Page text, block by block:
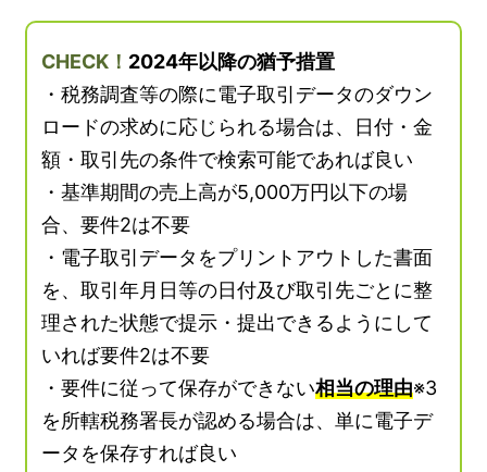
CHECK！ 2024年以降の猶予措置
・税務調査等の際に電子取引データのダウン
ロードの求めに応じられる場合は、日付・金
額・取引先の条件で検索可能であれば良い
・基準期間の売上高が5,000万円以下の場
合、要件2は不要
・電子取引データをプリントアウトした書面
を、取引年月日等の日付及び取引先ごとに整
理された状態で提示・提出できるようにして
いれば要件2は不要
・要件に従って保存ができない相当の理由※3
を所轄税務署長が認める場合は、単に電子デ
ータを保存すれば良い